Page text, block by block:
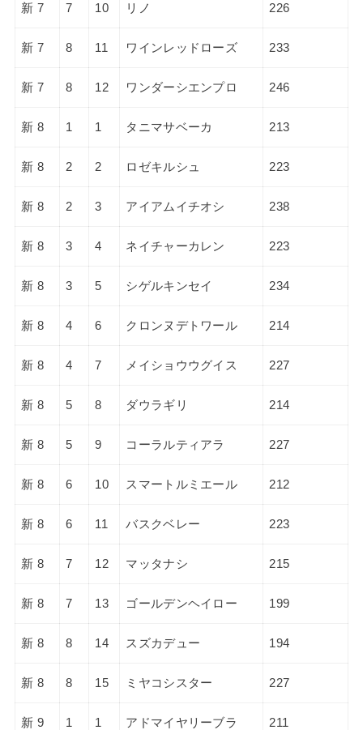
新 7 7 10 リノ 226
新 7 8 11 ワインレッドローズ 233
新 7 8 12 ワンダーシエンプロ 246
新 8 1 1 タニマサベーカ 213
新 8 2 2 ロゼキルシュ 223
新 8 2 3 アイアムイチオシ 238
新 8 3 4 ネイチャーカレン 223
新 8 3 5 シゲルキンセイ 234
新 8 4 6 クロンヌデトワール 214
新 8 4 7 メイショウウグイス 227
新 8 5 8 ダウラギリ 214
新 8 5 9 コーラルティアラ 227
新 8 6 10 スマートルミエール 212
新 8 6 11 バスクベレー 223
新 8 7 12 マッタナシ 215
新 8 7 13 ゴールデンヘイロー 199
新 8 8 14 スズカデュー 194
新 8 8 15 ミヤコシスター 227
新 9 1 1 アドマイヤリーブラ 211